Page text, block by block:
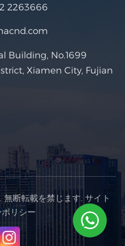
2263666
Building, No.1699
Xiamen City, Fujian
断転載を禁じます. サイト
リシー